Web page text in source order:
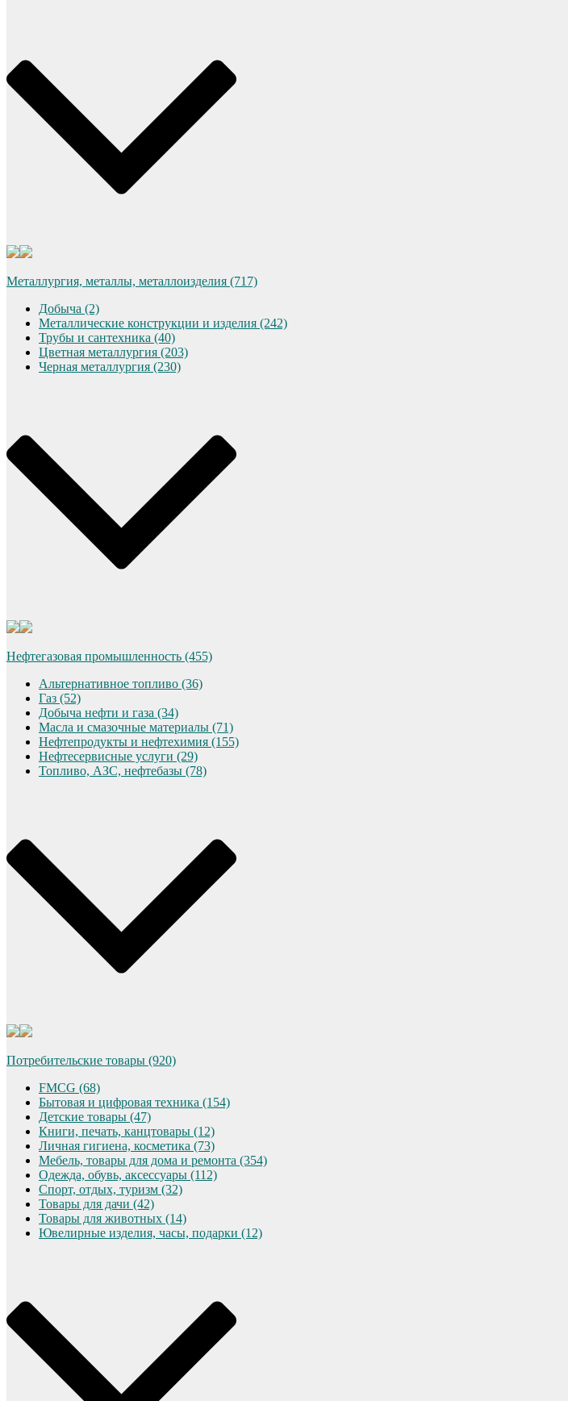
Металлургия, металлы, металлоизделия (717)
Добыча (2)
Металлические конструкции и изделия (242)
Трубы и сантехника (40)
Цветная металлургия (203)
Черная металлургия (230)
Нефтегазовая промышленность (455)
Альтернативное топливо (36)
Газ (52)
Добыча нефти и газа (34)
Масла и смазочные материалы (71)
Нефтепродукты и нефтехимия (155)
Нефтесервисные услуги (29)
Топливо, АЗС, нефтебазы (78)
Потребительские товары (920)
FMCG (68)
Бытовая и цифровая техника (154)
Детские товары (47)
Книги, печать, канцтовары (12)
Личная гигиена, косметика (73)
Мебель, товары для дома и ремонта (354)
Одежда, обувь, аксессуары (112)
Спорт, отдых, туризм (32)
Товары для дачи (42)
Товары для животных (14)
Ювелирные изделия, часы, подарки (12)